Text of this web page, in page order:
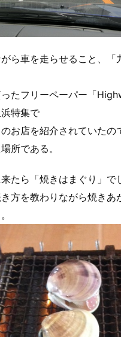
ら車を走らせること、「
たフリーペーパー「
特集で
お店を紹介されていたの
所である。
たら「焼きはまぐり」で
方を教わりながら焼きあ